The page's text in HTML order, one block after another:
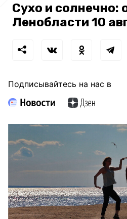
Сухо и солнечно:
Ленобласти 10
Подписывайтесь на нас в